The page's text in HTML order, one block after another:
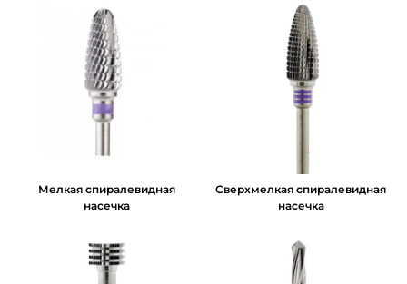
Мелкая спиралевидная
насечка
Сверхмелкая спиралевидная
насечка